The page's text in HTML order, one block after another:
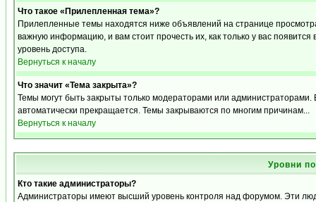
Что такое «Прилепленная тема»?
Прилепленные темы находятся ниже объявлений на странице
важную информацию, и вам стоит прочесть их, как только у вас
уровень доступа.
Вернуться к началу
Что значит «Тема закрыта»?
Темы могут быть закрыты только модераторами или
автоматически прекращается. Темы закрываются по многим причинам...
Вернуться к началу
Уровни
Кто такие администраторы?
Администраторы имеют высший уровень контроля над форумом. Эти